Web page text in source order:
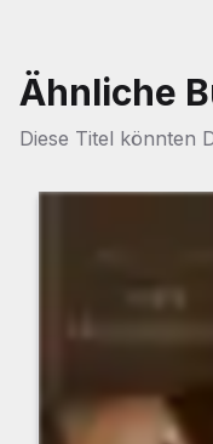
Ähnliche
Diese Titel könnten